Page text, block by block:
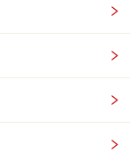
が少し面倒です
こうなっている
ンスでいられま
しながら、互い